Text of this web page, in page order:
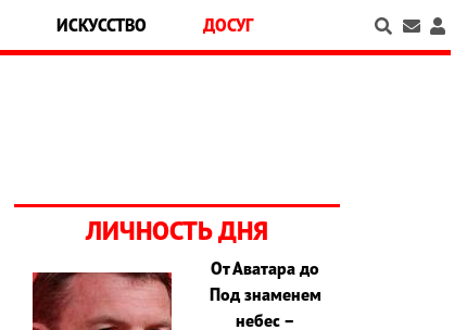
ИСКУССТВО ДОСУГ
ЛИЧНОСТЬ ДНЯ
От Аватара до
Под знаменем
небес –